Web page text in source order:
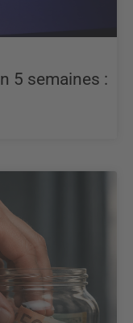
5 semaines :